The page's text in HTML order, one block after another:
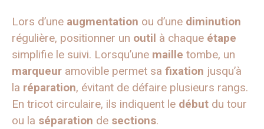
Lors d’une augmentation ou d’une diminution
régulière, positionner un outil à chaque étape
simplifie le suivi. Lorsqu’une maille tombe, un
marqueur amovible permet sa fixation jusqu’à
la réparation, évitant de défaire plusieurs rangs.
En tricot circulaire, ils indiquent le début du tour
ou la séparation de sections.